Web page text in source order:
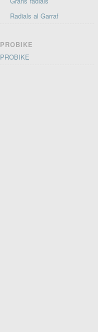
Radials al Garraf
PROBIKE
PROBIKE